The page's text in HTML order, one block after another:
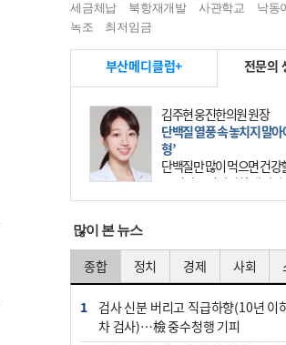
세금체납
북항재개발 사관학교
낙동
녹조
최저임금
부산메디클럽+ 전문의
김주현 웅진한의원 원장
단백질 열풍 속 놓치지 말아
형’
단백질만 많이 먹으면 건강
즘 건강을 이야기할 때 빠지
키워드가 단백질이다. 헬스
많이 본 뉴스
종합 정치 경제 사회
1
검사 신분 버리고 직급하향(10년 이
차 검사)…檢 중수청행 기피